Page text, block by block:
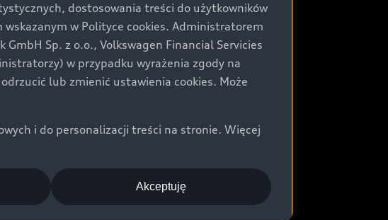
dostosowania treści do użytkowników
w Polityce cookies. Administratorem
Sp. z o.o., Volkswagen Financial Servicies
w przypadku wyrażenia zgody na
lub zmienić ustawienia cookies. Może
i do personalizacji treści na stronie. Więcej
Akceptuję